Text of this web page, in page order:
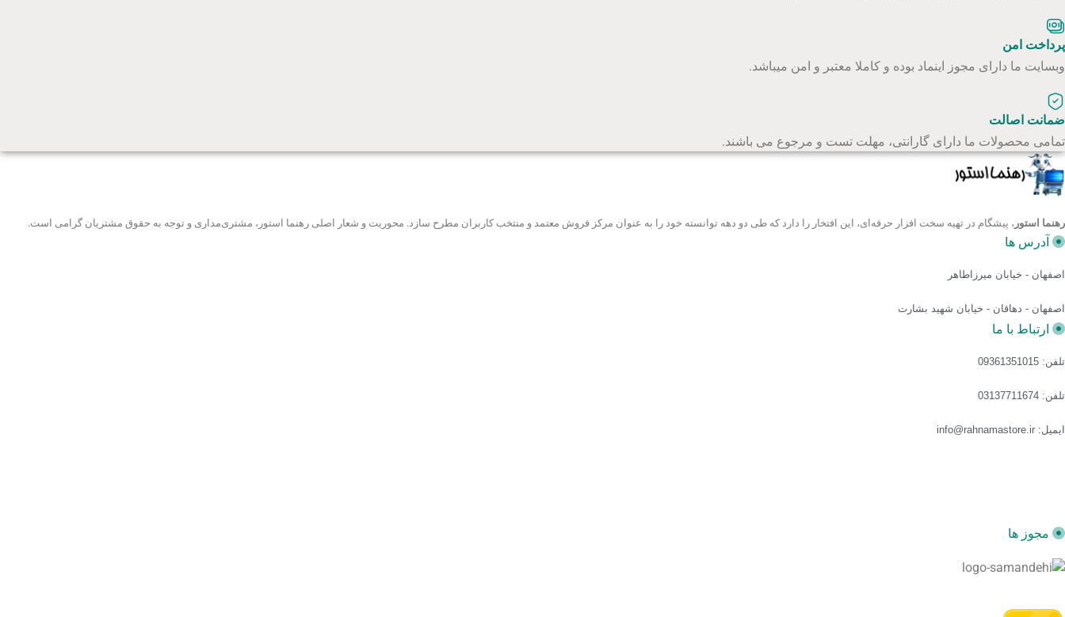
پرداخت امن
وبسایت ما دارای مجوز اینماد بوده و کاملا معتبر و امن میباشد.
ضمانت اصالت
تمامی محصولات ما دارای گارانتی، مهلت تست و مرجوع می باشند.
رهنما استور ، پیشگام در تهیه سخت افزار حرفه‌ای، این افتخار را دارد که طی دو دهه توانسته خود را به عنوان مرکز فروش معتمد و منتخب کاربران مطرح سازد. محوریت و شعار اصلی رهنما استور، مشتری‌مداری و توجه به حقوق مشتریان گرامی است.
آدرس ها
اصفهان - خیابان میرزاطاهر
اصفهان - دهاقان - خیابان شهید بشارت
ارتباط با ما
تلفن: 09361351015
تلفن: 03137711674
ایمیل: info@rahnamastore.ir
مجوز ها